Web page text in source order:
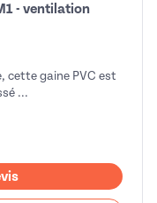
- ventilation
cette gaine PVC est
...